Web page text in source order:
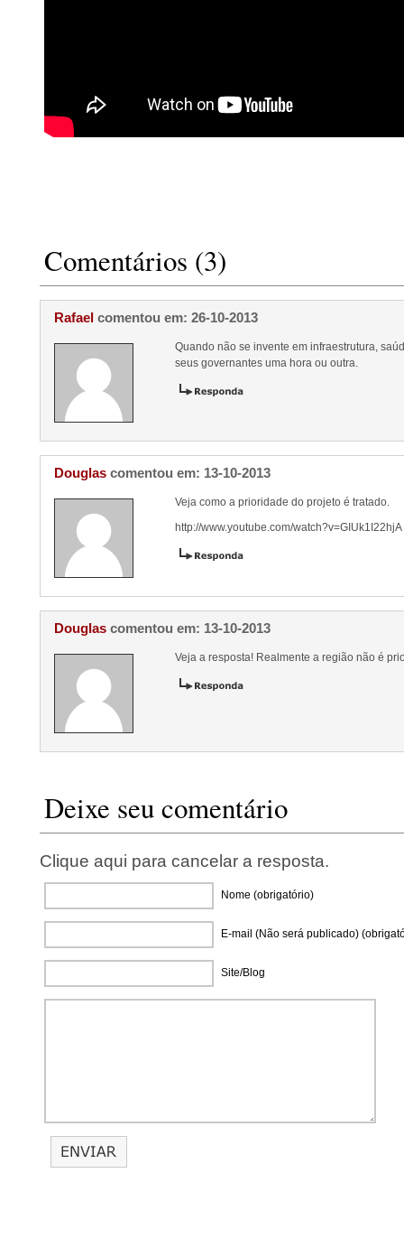
Comentários (3)
Rafael comentou em: 26-10-2013
Quando não se invente em infraestrutura,
seus governantes uma hora ou outra.
Douglas comentou em: 13-10-2013
Veja como a prioridade do projeto é tratado.
http://www.youtube.com/watch?v=GIUk1I22hjA
Douglas comentou em: 13-10-2013
Veja a resposta! Realmente a região não é
Deixe seu comentário
Clique aqui para cancelar a resposta.
Nome (obrigatório)
E-mail (Não será publicado)
Site/Blog